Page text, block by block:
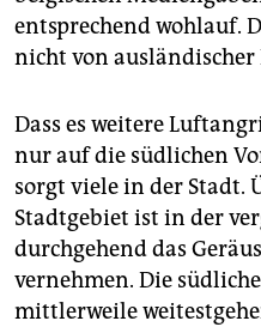
entsprechend wohlauf.
nicht von ausländischer
Dass es weitere
nur auf die südlichen
sorgt viele in der Stadt.
Stadtgebiet ist in der
durchgehend das
vernehmen. Die
mittlerweile